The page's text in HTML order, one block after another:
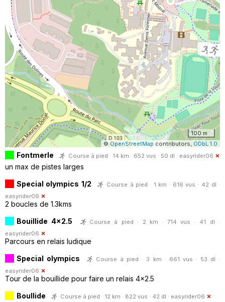
100 m
©OpenStreetMap contributors, ODbL 1.0
Fontmerle Course à pied · 14 km · 652 vus · 50 dl · easyrider06
un max de pistes larges
Special olympics 1/2
Course à pied · 1 km · 616 vus · 42 dl ·
easyrider06
2 boucles de 1.3kms
Bouillide 4x2.5
Course à pied · 2 km · 714 vus · 41 dl ·
easyrider06
Parcours en relais ludique
Special olympics
Course à pied · 3 km · 661 vus · 53 dl ·
easyrider06
Tour de la bouillide pour faire un relais 4x2.5
Boullide
Course à pied · 12 km · 822 vus · 42 dl · easyrider06